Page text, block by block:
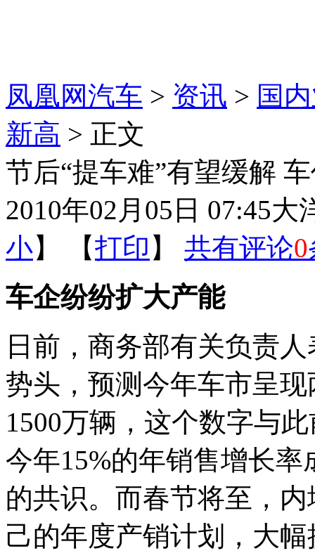
凤凰网汽车 > 资讯 > 国
新高 > 正文
节后“提车难”有望缓解
2010年02月05日 07:45大
小】 【打印 】 共有评论0
车企纷纷扩大产能
日前，商务部有关负责
势头，预测今年车市呈
1500万辆，这个数字与
今年15%的年销售增长
的共识。而春节将至，
己的年度产销计划，大